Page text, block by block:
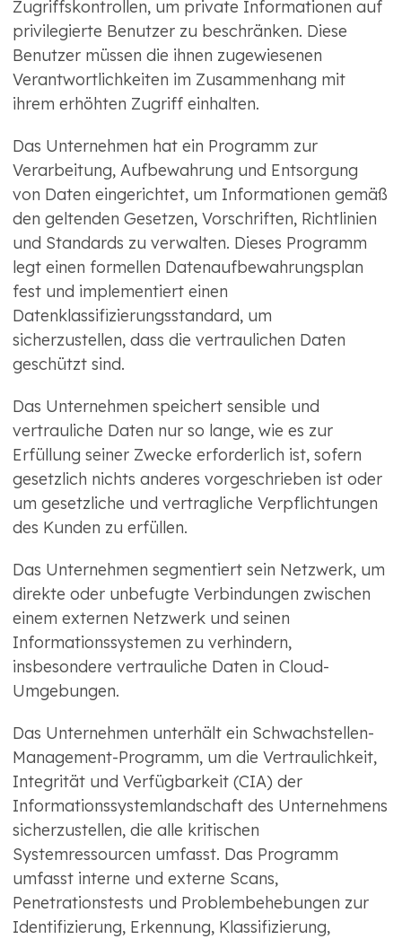
Zugriffskontrollen, um private Informationen auf
privilegierte Benutzer zu beschränken. Diese
Benutzer müssen die ihnen zugewiesenen
Verantwortlichkeiten im Zusammenhang mit
ihrem erhöhten Zugriff einhalten.
Das Unternehmen hat ein Programm zur
Verarbeitung, Aufbewahrung und Entsorgung
von Daten eingerichtet, um Informationen gemäß
den geltenden Gesetzen, Vorschriften, Richtlinien
und Standards zu verwalten. Dieses Programm
legt einen formellen Datenaufbewahrungsplan
fest und implementiert einen
Datenklassifizierungsstandard, um
sicherzustellen, dass die vertraulichen Daten
geschützt sind.
Das Unternehmen speichert sensible und
vertrauliche Daten nur so lange, wie es zur
Erfüllung seiner Zwecke erforderlich ist, sofern
gesetzlich nichts anderes vorgeschrieben ist oder
um gesetzliche und vertragliche Verpflichtungen
des Kunden zu erfüllen.
Das Unternehmen segmentiert sein Netzwerk, um
direkte oder unbefugte Verbindungen zwischen
einem externen Netzwerk und seinen
Informationssystemen zu verhindern,
insbesondere vertrauliche Daten in Cloud-
Umgebungen.
Das Unternehmen unterhält ein Schwachstellen-
Management-Programm, um die Vertraulichkeit,
Integrität und Verfügbarkeit (CIA) der
Informationssystemlandschaft des Unternehmens
sicherzustellen, die alle kritischen
Systemressourcen umfasst. Das Programm
umfasst interne und externe Scans,
Penetrationstests und Problembehebungen zur
Identifizierung, Erkennung, Klassifizierung,